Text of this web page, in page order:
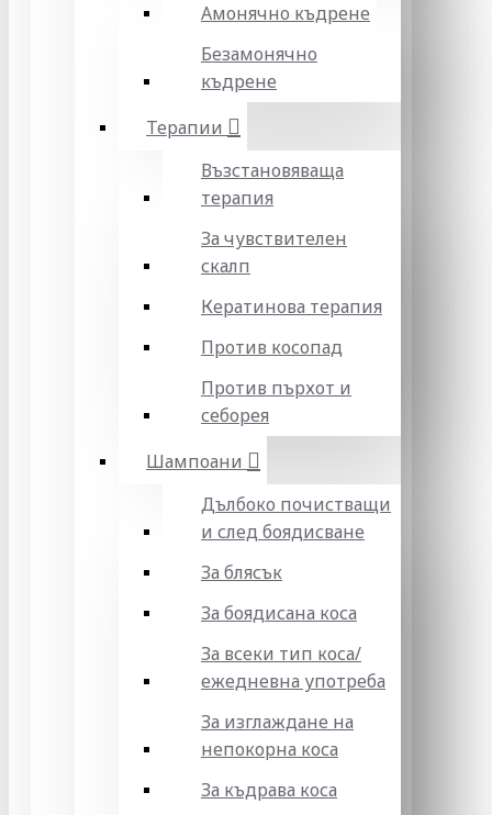
Амонячно къдрене
Безамонячно
къдрене
Терапии
Възстановяваща
терапия
За чувствителен
скалп
Кератинова терапия
Против косопад
Против пърхот и
себорея
Шампоани
Дълбоко почистващи
и след боядисване
За блясък
За боядисана коса
За всеки тип коса/
ежедневна употреба
За изглаждане на
непокорна коса
За къдрава коса